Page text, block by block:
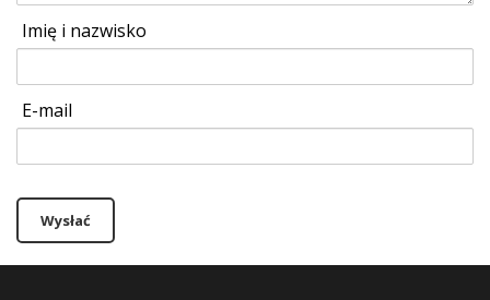
Imię i nazwisko
E-mail
Wysłać